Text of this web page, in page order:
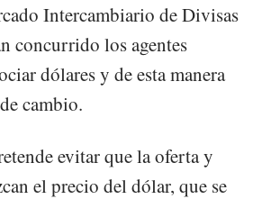
Intercambiario de Divisas
concurrido los agentes
dólares y de esta manera
cambio.
evitar que la oferta y
el precio del dólar, que se